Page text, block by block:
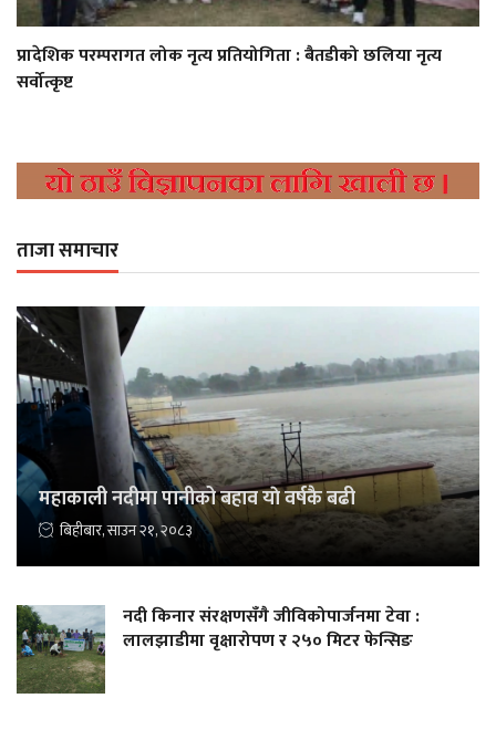
प्रादेशिक परम्परागत लोक नृत्य प्रतियोगिता : बैतडीको छलिया नृत्य
सर्वोत्कृष्ट
ताजा समाचार
महाकाली नदीमा पानीको बहाव याे वर्षकै बढी
बिहीबार, साउन २१, २०८३
नदी किनार संरक्षणसँगै जीविकोपार्जनमा टेवा :
लालझाडीमा वृक्षारोपण र २५० मिटर फेन्सिङ